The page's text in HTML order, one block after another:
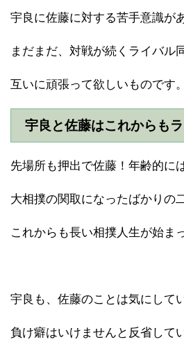
宇良に佐藤に対する苦手意識が
まだまだ、対戦が続くライバル
互いに頑張って欲しいものです。
宇良と佐藤はこれからもラ
先場所も押出で佐藤！年齢的に
大相撲の関取になったばかりの
これからも長い相撲人生が始ま
宇良も、佐藤のことは気にして
負け癖はいけませんと反省して